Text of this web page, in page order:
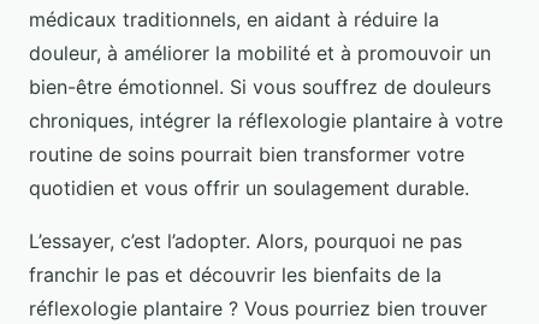
médicaux traditionnels, en aidant à réduire la
douleur, à améliorer la mobilité et à promouvoir un
bien-être émotionnel. Si vous souffrez de douleurs
chroniques, intégrer la réflexologie plantaire à votre
routine de soins pourrait bien transformer votre
quotidien et vous offrir un soulagement durable.
L’essayer, c’est l’adopter. Alors, pourquoi ne pas
franchir le pas et découvrir les bienfaits de la
réflexologie plantaire ? Vous pourriez bien trouver